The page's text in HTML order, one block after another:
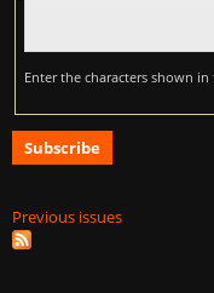
Enter the characters shown in
Previous issues